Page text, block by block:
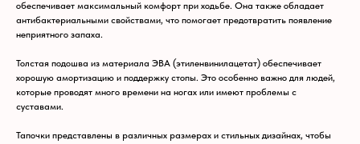
обеспечивает максимальный комфорт при ходьбе. Она также обладает
антибактериальными свойствами, что помогает предотвратить появление
неприятного запаха.
Толстая подошва из материала ЭВА (этиленвинилацетат) обеспечивает
хорошую амортизацию и поддержку стопы. Это особенно важно для людей,
которые проводят много времени на ногах или имеют проблемы с
суставами.
Тапочки представлены в различных размерах и стильных дизайнах, чтобы